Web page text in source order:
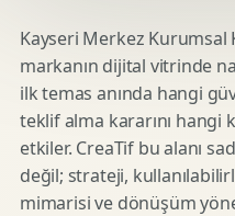
Kayseri Merkez Kurumsal
markanın dijital vitrinde
ilk temas anında hangi
teklif alma kararını hangi
etkiler. CreaTif bu alanı
değil; strateji,
mimarisi ve dönüşüm